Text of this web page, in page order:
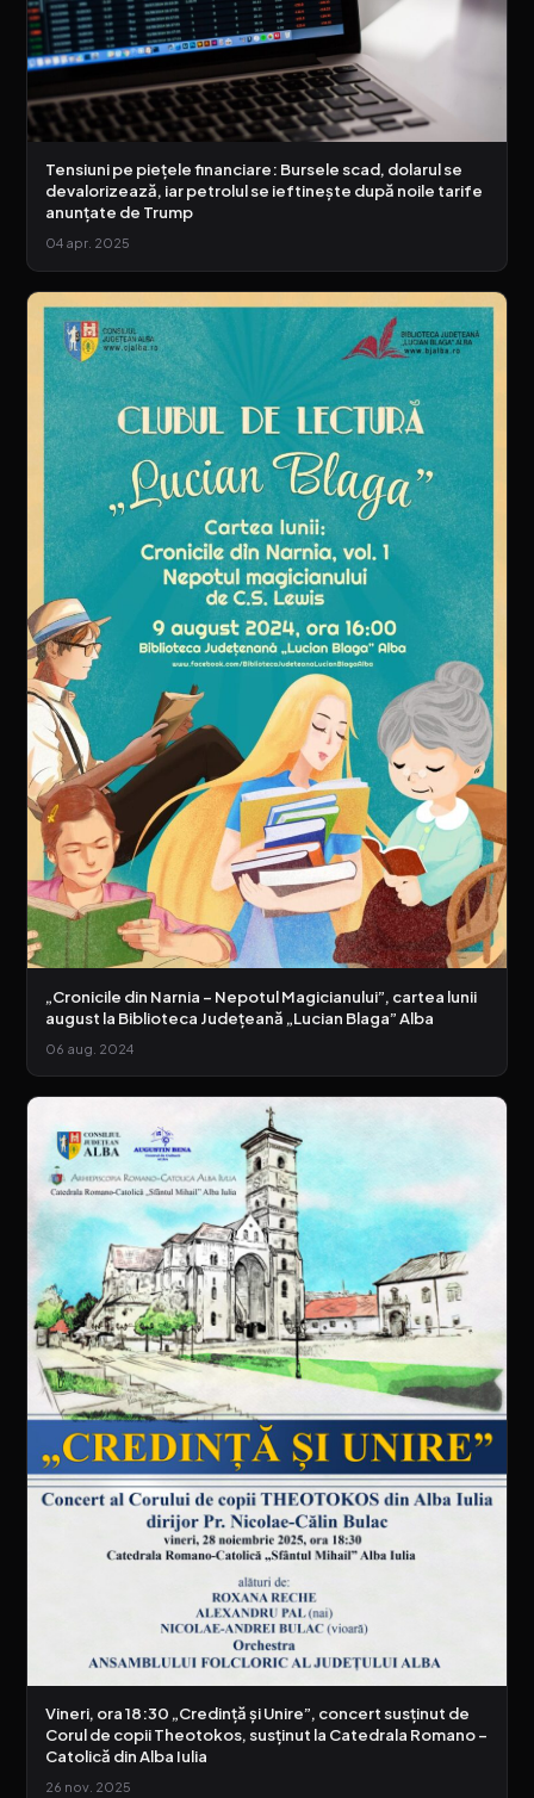
Tensiuni pe piețele financiare: Bursele scad, dolarul se
devalorizează, iar petrolul se ieftinește după noile tarife
anunțate de Trump
04 apr. 2025
„Cronicile din Narnia – Nepotul Magicianului”, cartea lunii
august la Biblioteca Județeană „Lucian Blaga” Alba
06 aug. 2024
Vineri, ora 18:30 „Credință și Unire”, concert susținut de
Corul de copii Theotokos, susținut la Catedrala Romano –
Catolică din Alba Iulia
26 nov. 2025